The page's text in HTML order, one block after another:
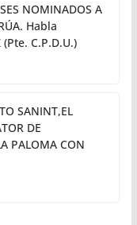
NOMINADOS A
Habla
(Pte. C.P.D.U.)
SANINT,EL
DE
PALOMA CON